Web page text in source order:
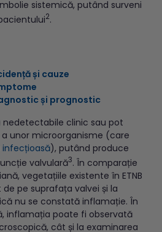
sistemică, putând surveni
2.
și cauze
și prognostic
nedetectabile clinic sau pot
unor microorganisme (care
), putând produce
valvulară3. În comparație
vegetațiile existente în ETNB
pe suprafața valvei și la
nu se constată inflamație. În
inflamația poate fi observată
cât și la examinarea